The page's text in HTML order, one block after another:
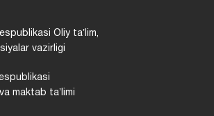
Oliy taʼlim,
vazirligi
maktab taʼlimi